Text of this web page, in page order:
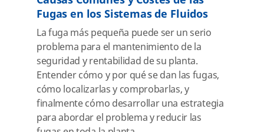
Fugas en los Sistemas de Fluidos
La fuga más pequeña puede ser un serio
problema para el mantenimiento de la
seguridad y rentabilidad de su planta.
Entender cómo y por qué se dan las fugas,
cómo localizarlas y comprobarlas, y
finalmente cómo desarrollar una estrategia
para abordar el problema y reducir las